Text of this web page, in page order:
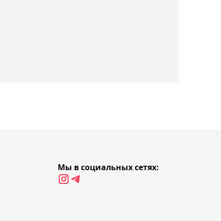
Потенциальная
соперница Рыбакиной
Мы в социальных сетях: